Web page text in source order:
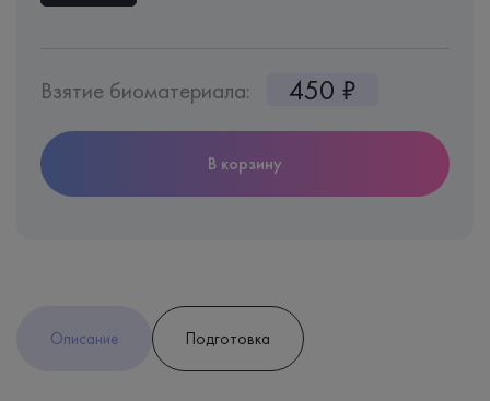
Взятие биоматериала: 450 ₽
В корзину
Описание Подготовка